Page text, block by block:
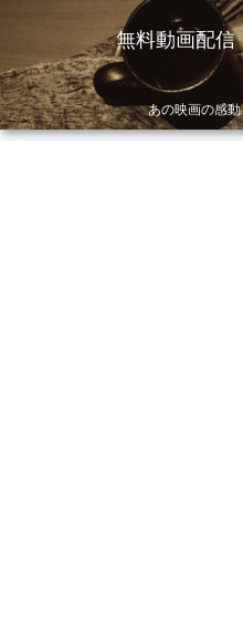
無料動画配
あの映画の感